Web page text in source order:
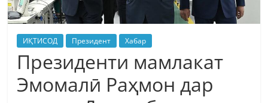
ИҚТИСОД Президент Хабар
Президенти мамлакат
Эмомалӣ Раҳмон дар